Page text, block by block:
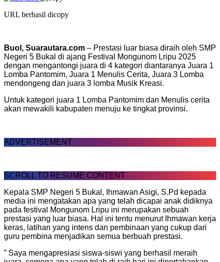
URL berhasil dicopy
Buol, Suarautara.com – Prestasi luar biasa diraih oleh SMP
Negeri 5 Bukal di ajang Festival Mongunom Lripu 2025
dengan mengantongi juara di 4 kategori diantaranya Juara 1
Lomba Pantomim, Juara 1 Menulis Cerita, Juara 3 Lomba
mendongeng dan juara 3 lomba Musik Kreasi.
Untuk kategori juara 1 Lomba Pantomim dan Menulis cerita
akan mewakili kabupaten menuju ke tingkat provinsi.
ADVERTISEMENT
SCROLL TO RESUME CONTENT
Kepala SMP Negeri 5 Bukal, Ihmawan Asigi, S.Pd kepada
media ini mengatakan apa yang telah dicapai anak didiknya
pada festival Mongunom Lripu ini merupakan sebuah
prestasi yang luar biasa. Hal ini tentu menurut Ihmawan kerja
keras, latihan yang intens dan pembinaan yang cukup dari
guru pembina menjadikan semua berbuah prestasi.
” Saya mengapresiasi siswa-siswi yang berhasil meraih